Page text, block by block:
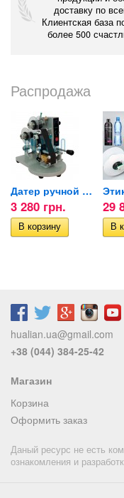
доставку по
Клиентская база
более 500
Распродажа
Датер ручной DY-8 (с...
3 280 грн. 29
hualian.ua@gmail.com
+38 (044) 384-25-42
Магазин
Корзина
Оформить заказ
Даный ресурс не есть
ознакомления и